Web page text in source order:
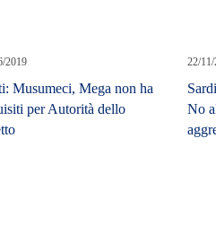
2019
Musumeci, Mega non ha
per Autorità dello
22/
No